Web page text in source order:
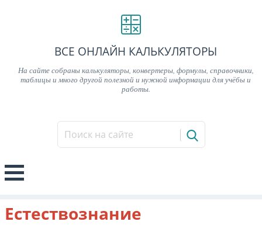
ВСЕ ОНЛАЙН КАЛЬКУЛЯТОРЫ
На сайте собраны калькуляторы, конвертеры, формулы, справочники,
таблицы и много другой полезной и нужной информации для учёбы и
работы.
Естествознание